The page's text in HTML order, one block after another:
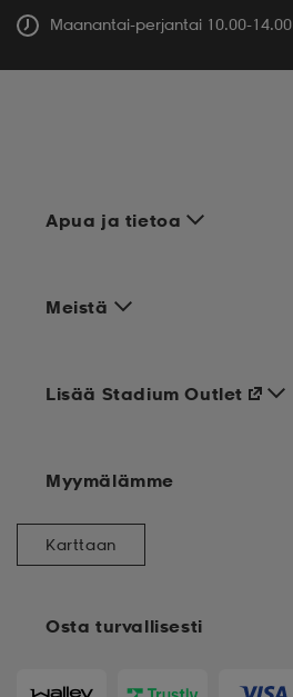
Maanantai-perjantai 10.00-14.00
Apua ja tietoa
Meistä
Osta turvallisesti
Lisää Stadium Outlet
Myymälämme
Karttaan